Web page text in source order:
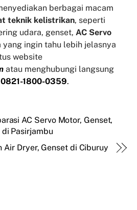
berbagai macam
teknik kelistrikan, seperti
udara, genset,AC Servo
ingin tahu lebih jelasnya
website
atau menghubungi langsung
0821-1800-0359.
AC Servo Motor, Genset,
Pasirjambu
Air Dryer, Genset di Ciburuy